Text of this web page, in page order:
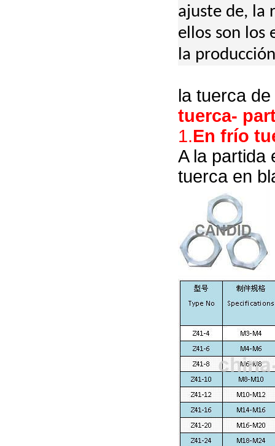
ajuste de, la
ellos son los
la
la tuerca
tuerca-
1.En frío
A la partida
tuerca en